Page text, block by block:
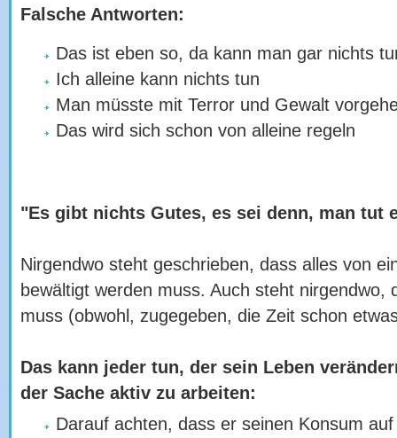
Falsche Antworten:
Das ist eben so, da kann man gar nichts
Ich alleine kann nichts tun
Man müsste mit Terror und Gewalt
Das wird sich schon von alleine regeln
"Es gibt nichts Gutes, es sei denn, man tut
Nirgendwo steht geschrieben, dass alles von
bewältigt werden muss. Auch steht nirgendwo,
muss (obwohl, zugegeben, die Zeit schon
Das kann jeder tun, der sein Leben
der Sache aktiv zu arbeiten:
Darauf achten, dass er seinen Konsum